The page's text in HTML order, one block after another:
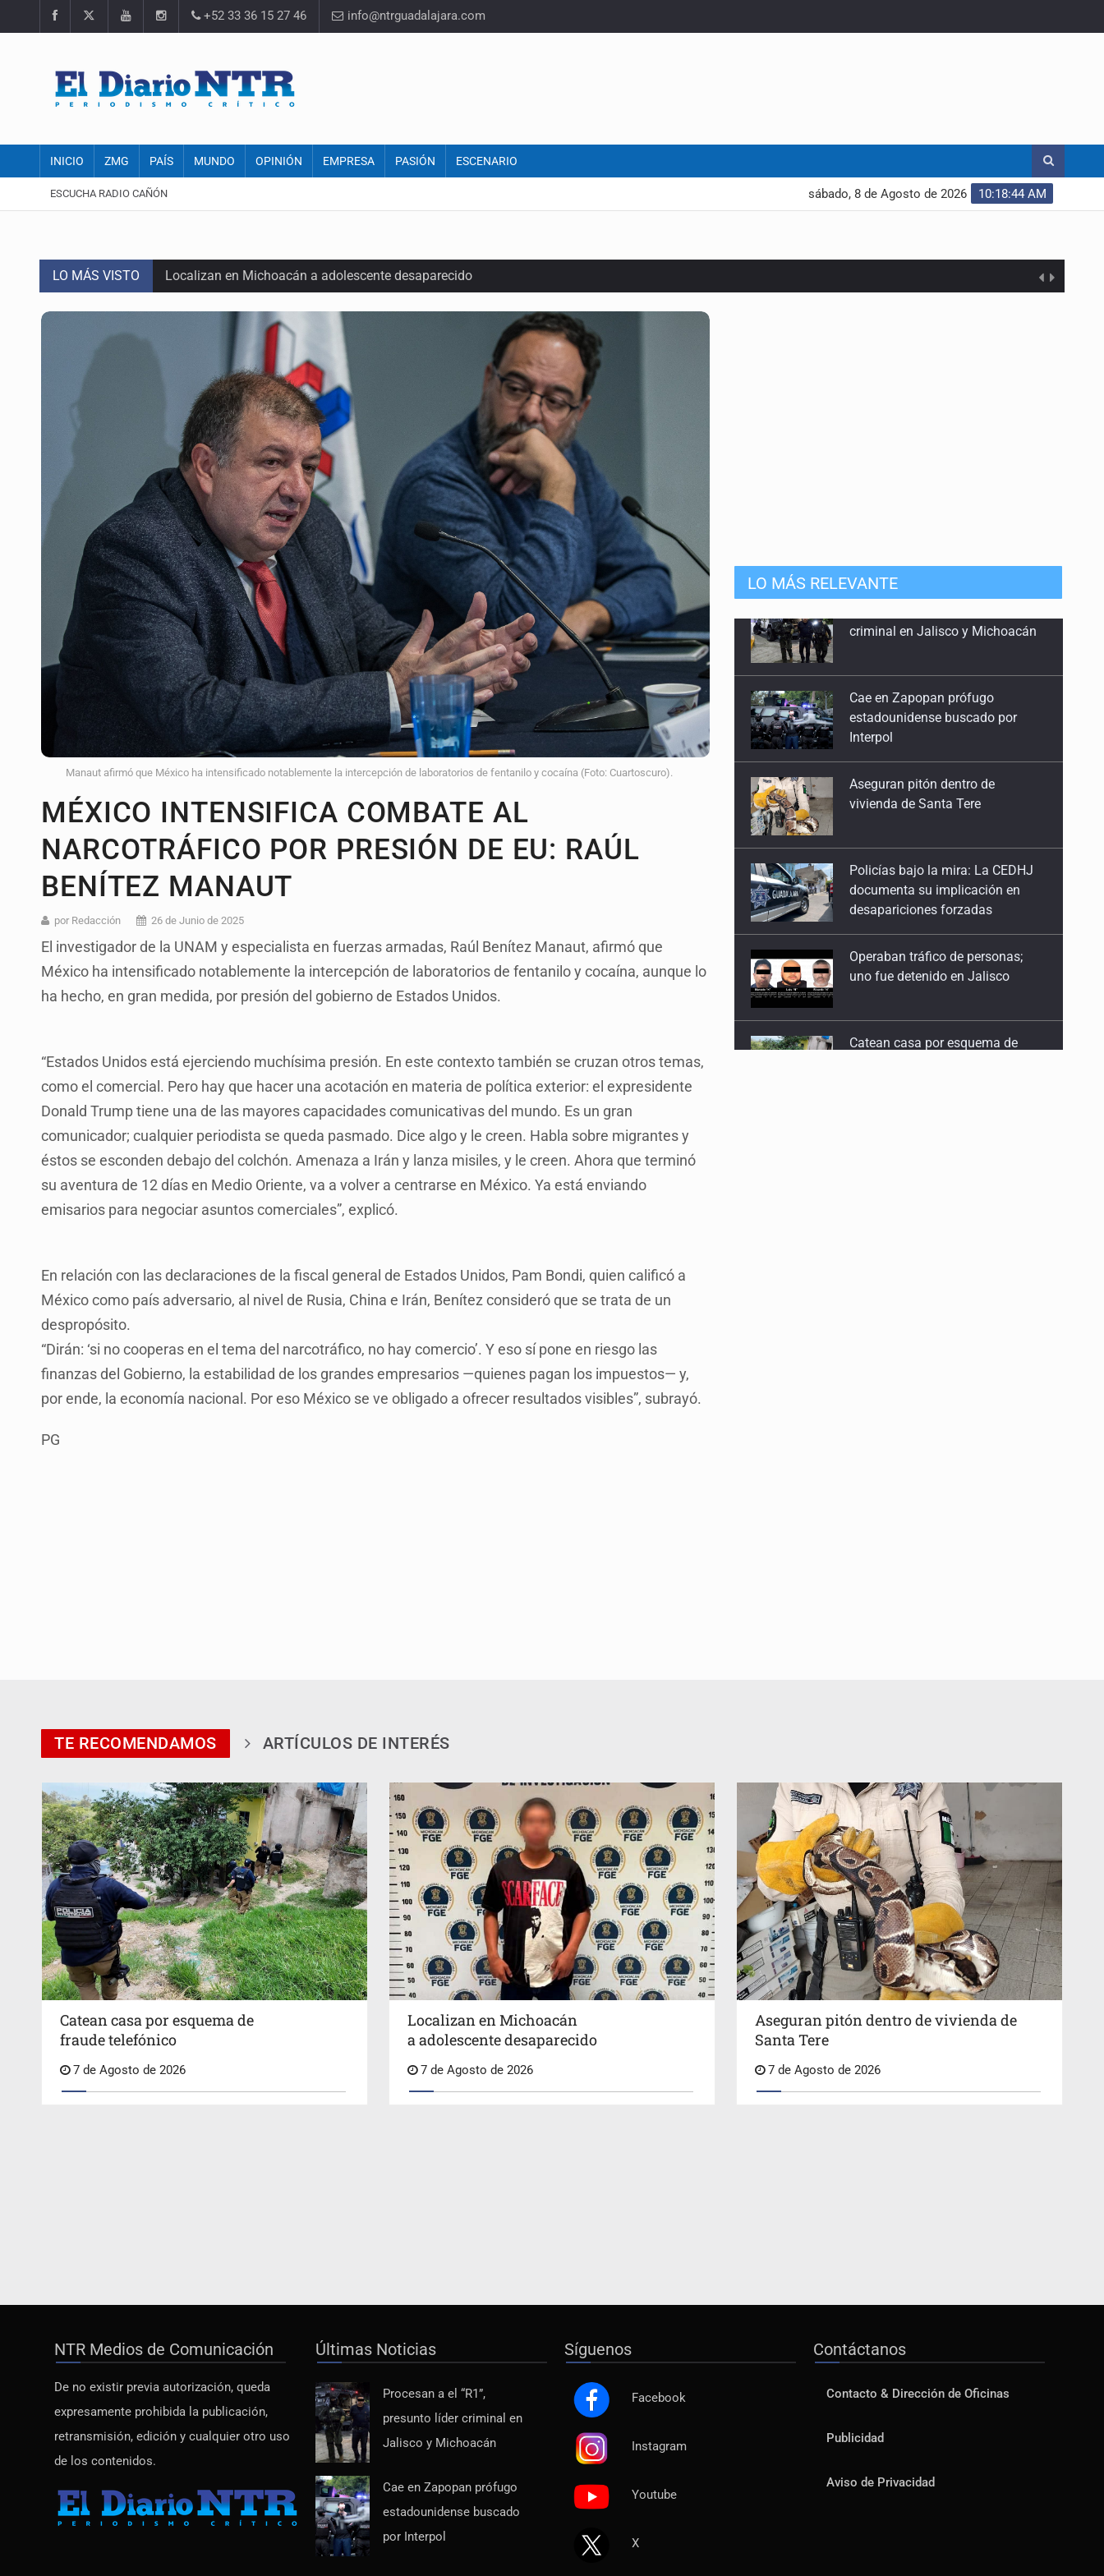
+52 33 36 15 27 46 info@ntrguadalajara.com
INICIO ZMG PAÍS MUNDO OPINIÓN EMPRESA PASIÓN ESCENARIO
ESCUCHA RADIO CAÑÓN 10:18:45 AM
sábado, 8 de Agosto de 2026
LO MÁS VISTO Localizan en Michoacán a adolescente desaparecido
México no está preparado para una intervención unilateral de EUA contra cárteles
Lamenta Carla Humphrey la negativa del INE para aprobar lineamientos de fiscalización
Desapariciones en Jalisco, con complicidad de policías, afirma Lazos de Amor
Aseguran pitón dentro de vivienda de Santa Tere
Sheinbaum anticipa más detenciones por caso Ayotzinapa y promete justicia
Resalta Fujimori restablecimiento de relaciones con México
Asume Abelardo De la Espriella como Presidente de Colombia
Policías bajo la mira: La CEDHJ documenta su implicación en desapariciones forzadas
Catean casa por esquema de fraude telefónico
Manaut afirmó que México ha intensificado notablemente la intercepción de laboratorios de fentanilo y cocaína (Foto: Cuartoscuro).
MÉXICO INTENSIFICA COMBATE AL
NARCOTRÁFICO POR PRESIÓN DE EU: RAÚL
BENÍTEZ MANAUT
por Redacción 26 de Junio de 2025
El investigador de la UNAM y especialista en fuerzas armadas, Raúl Benítez Manaut, afirmó que
México ha intensificado notablemente la intercepción de laboratorios de fentanilo y cocaína, aunque lo
ha hecho, en gran medida, por presión del gobierno de Estados Unidos.
“Estados Unidos está ejerciendo muchísima presión. En este contexto también se cruzan otros temas,
como el comercial. Pero hay que hacer una acotación en materia de política exterior: el expresidente
Donald Trump tiene una de las mayores capacidades comunicativas del mundo. Es un gran
comunicador; cualquier periodista se queda pasmado. Dice algo y le creen. Habla sobre migrantes y
éstos se esconden debajo del colchón. Amenaza a Irán y lanza misiles, y le creen. Ahora que terminó
su aventura de 12 días en Medio Oriente, va a volver a centrarse en México. Ya está enviando
emisarios para negociar asuntos comerciales”, explicó.
En relación con las declaraciones de la fiscal general de Estados Unidos, Pam Bondi, quien calificó a
México como país adversario, al nivel de Rusia, China e Irán, Benítez consideró que se trata de un
despropósito.
“Dirán: ‘si no cooperas en el tema del narcotráfico, no hay comercio’. Y eso sí pone en riesgo las
finanzas del Gobierno, la estabilidad de los grandes empresarios —quienes pagan los impuestos— y,
por ende, la economía nacional. Por eso México se ve obligado a ofrecer resultados visibles”, subrayó.
PG
LO MÁS RELEVANTE
Cae en Zapopan prófugo
Interpol
Aseguran pitón dentro de
vivienda de Santa Tere
Policías bajo la mira: La CEDHJ
desapariciones forzadas
Operaban tráfico de personas;
uno fue detenido en Jalisco
Catean casa por esquema de
TE RECOMENDAMOS ARTÍCULOS DE INTERÉS
Catean casa por esquema de
fraude telefónico
7 de Agosto de 2026
Localizan en Michoacán
a adolescente desaparecido
7 de Agosto de 2026
Aseguran pitón dentro de vivienda de
Santa Tere
7 de Agosto de 2026
NTR Medios de Comunicación
De no existir previa autorización, queda
expresamente prohibida la publicación,
retransmisión, edición y cualquier otro uso
de los contenidos.
Últimas Noticias
Procesan a el “R1”,
presunto líder criminal en
Jalisco y Michoacán
Cae en Zapopan prófugo
estadounidense buscado
por Interpol
Síguenos
Facebook
Instagram
Youtube
X
Contáctanos
Contacto & Dirección de Oficinas
Publicidad
Aviso de Privacidad